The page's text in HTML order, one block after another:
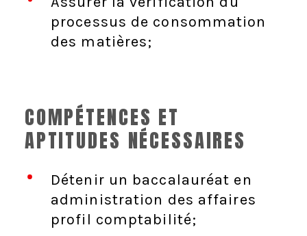
processus de consommation
des matières;
COMPÉTENCES ET
APTITUDES NÉCESSAIRES
Détenir un baccalauréat en
administration des affaires
profil comptabilité;